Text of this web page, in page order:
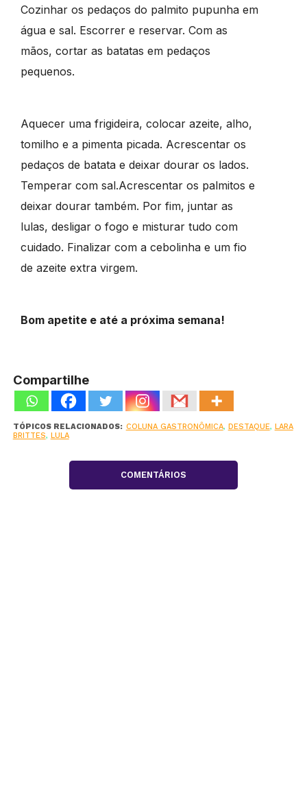
Cozinhar os pedaços do palmito pupunha em
água e sal. Escorrer e reservar. Com as
mãos, cortar as batatas em pedaços
pequenos.
Aquecer uma frigideira, colocar azeite, alho,
tomilho e a pimenta picada. Acrescentar os
pedaços de batata e deixar dourar os lados.
Temperar com sal.Acrescentar os palmitos e
deixar dourar também. Por fim, juntar as
lulas, desligar o fogo e misturar tudo com
cuidado. Finalizar com a cebolinha e um fio
de azeite extra virgem.
Bom apetite e até a próxima semana!
Compartilhe
TÓPICOS RELACIONADOS: COLUNA GASTRONÔMICA, DESTAQUE, LARA
BRITTES, LULA
COMENTÁRIOS